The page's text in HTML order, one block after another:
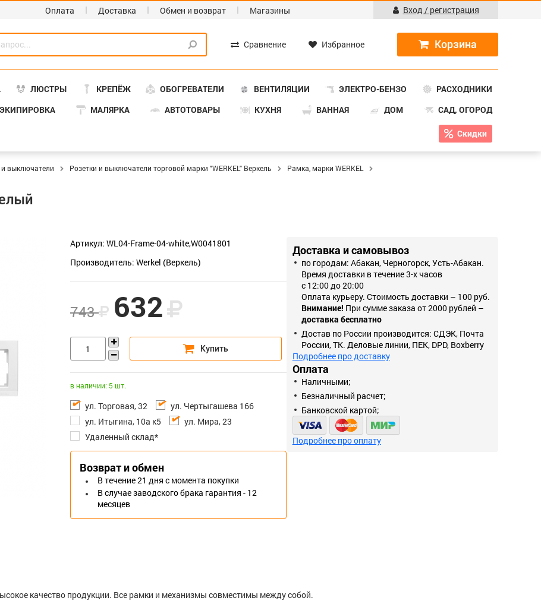
Оплата Доставка Обмен и возврат Магазины Вход / регистрация
Сравнение Избранное
ЛЮСТРЫ КРЕПЁЖ ОБОГРЕВАТЕЛИ ВЕНТИЛЯЦИИ ЭЛЕКТРО-БЕНЗО
РАСХОДНИКИ
ЭКИПИРОВКА МАЛЯРКА АВТОТОВАРЫ КУХНЯ ВАННАЯ ДОМ САД, ОГОРОД
Скидки
выключатели Розетки и выключатели торговой марки "WERKEL" Веркель
Рамка, марки WERKEL
Артикул: WL04-Frame-04-white,W0041801
Производитель: Werkel (Веркель)
743 632
в наличии: 5 шт.
ул. Торговая, 32
ул. Чертыгашева 166
ул. Итыгина, 10а к5
ул. Мира, 23
Удаленный склад*
Возврат и обмен
В течение 21 дня с момента покупки
В случае заводского брака гарантия - 12
месяцев
Доставка и самовывоз
по городам: Абакан, Черногорск, Усть-Абакан.
Время доставки в течение 3-х часов
с 12:00 до 20:00
Оплата курьеру. Стоимость доставки – 100 руб.
Внимание! При сумме заказа от 2000 рублей –
доставка бесплатно
Достав по России производится: СДЭК, Почта
России, ТК. Деловые линии, ПЕК, DPD, Boxberry
Подробнее про доставку
Оплата
Наличными;
Безналичный расчет;
Банковской картой;
Подробнее про оплату
качество продукции. Все рамки и механизмы совместимы между собой.